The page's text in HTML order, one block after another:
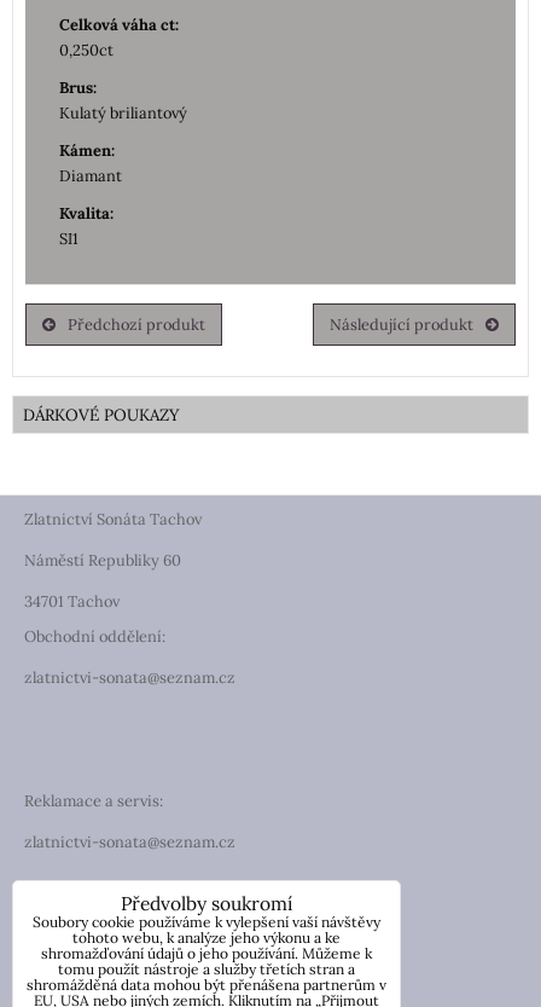
Celková váha ct:
0,250ct
Brus:
Kulatý briliantový
Kámen:
Diamant
Kvalita:
SI1
Předchozí produkt Následující produkt
DÁRKOVÉ POUKAZY
Zlatnictví Sonáta Tachov
Náměstí Republiky 60
34701 Tachov
Obchodní oddělení:
zlatnictvi-sonata@seznam.cz
Reklamace a servis:
zlatnictvi-sonata@seznam.cz
TELEFON
Telefon: +420 774 194 130
IČO: 13854976
DIČ: CZ7057181846
Předvolby soukromí
Soubory cookie používáme k vylepšení vaší návštěvy
tohoto webu, k analýze jeho výkonu a ke
shromažďování údajů o jeho používání. Můžeme k
tomu použít nástroje a služby třetích stran a
shromážděná data mohou být přenášena partnerům v
EU, USA nebo jiných zemích. Kliknutím na „Přijmout